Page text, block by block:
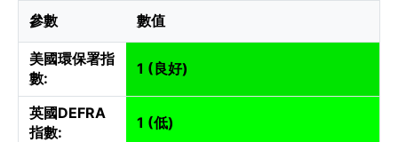
參數 數值
美國環保署指
數:
1 (良好)
英國DEFRA
指數:
1 (低)